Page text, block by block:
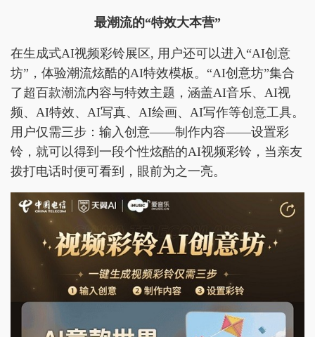
最潮流的“特效大本营”
在生成式AI视频彩铃展区, 用户还可以进入“AI创意
坊”，体验潮流炫酷的AI特效模板。“AI创意坊”集合
了超百款潮流内容与特效主题，涵盖AI音乐、AI视
频、AI特效、AI写真、AI绘画、AI写作等创意工具。
用户仅需三步：输入创意——制作内容——设置彩
铃，就可以得到一段个性炫酷的AI视频彩铃，当亲友
拨打电话时便可看到，眼前为之一亮。